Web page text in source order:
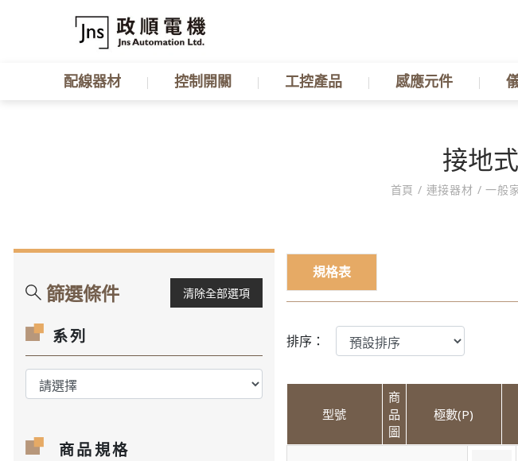
配線器材 控制開關 工控產品 感應元件
接地
首頁/ 連接器材 / 一般
篩選條件 清除全部選項
系列
商品規格
規格表
排序：
型號
商
品
圖
極數(P)